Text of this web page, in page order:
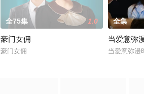
全75集 1.0
豪门女佣
豪门女佣
全集
当爱意弥
当爱意弥漫